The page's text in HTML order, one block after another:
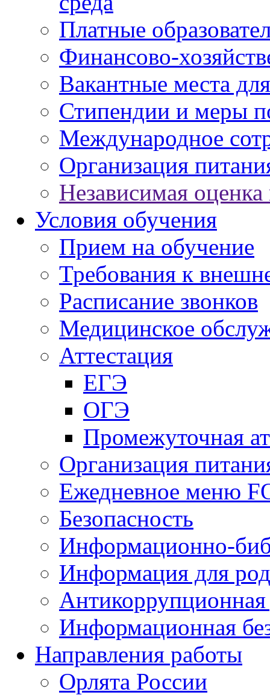
Платные
Финансово-
Вакантные места
Стипендии и меры
Международное
Организация
Независимая оценка
Условия обучения
Прием на обучение
Требования к
Расписание звонков
Медицинское
Аттестация
ЕГЭ
ОГЭ
Промежуточная
Организация
Ежедневное меню
Безопасность
Информационно-
Информация для
Антикоррупционная
Информационная
Направления работы
Орлята России